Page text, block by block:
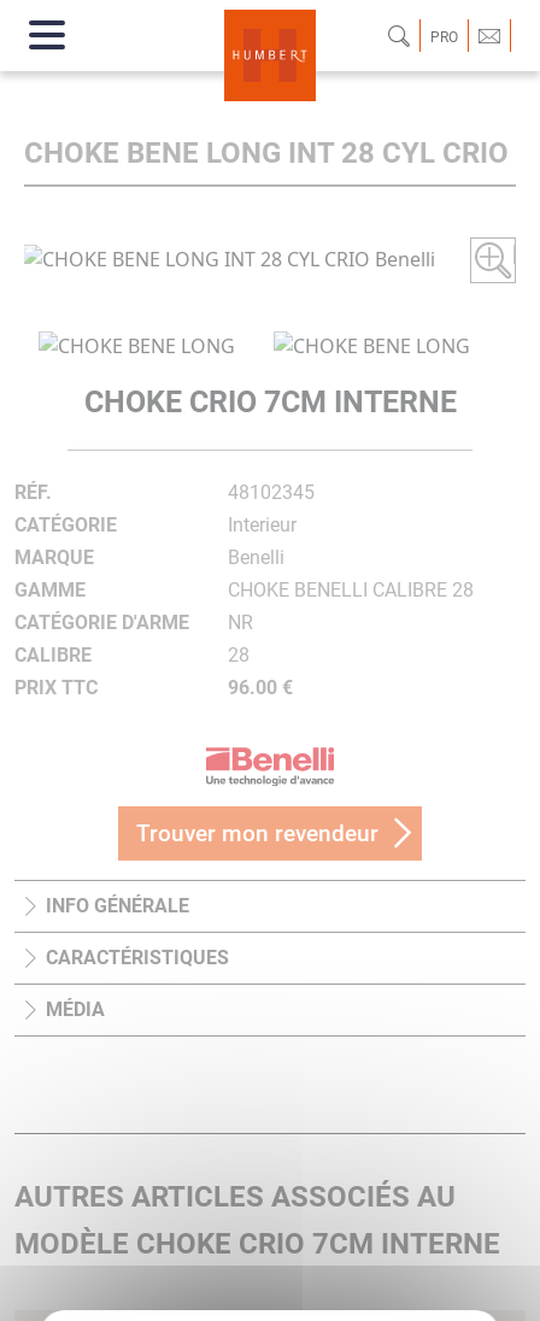
PRO
CHOKE BENE LONG INT 28 CYL CRIO
CHOKE CRIO 7CM INTERNE
RÉF.
48102345
CATÉGORIE
Interieur
MARQUE
Benelli
GAMME
CHOKE BENELLI CALIBRE 28
CATÉGORIE D'ARME
NR
CALIBRE
28
PRIX TTC
96.00 €
Trouver mon revendeur
INFO GÉNÉRALE
CARACTÉRISTIQUES
MÉDIA
AUTRES ARTICLES ASSOCIÉS AU
MODÈLE CHOKE CRIO 7CM INTERNE